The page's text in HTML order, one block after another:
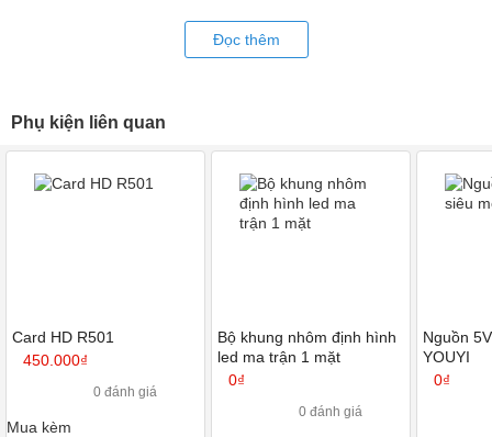
hoặc nạp chương trình chạy offline:
Lưu ý khi lắp đặt biển led ma trận
Cấp nguồn 5V đúng âm dương cho module led ma trận và
mạch điều khiển (đấu nối ngược sẽ gây hỏng thiết bị)
Các nguồn cấp điện riêng cho số lượng module cố định (tránh
Cắm cáp đúng theo chiều sơ đồ từ trái qua phải
Các vị trí đấu nối đảm bảo chắc chắn, đúng kỹ thuật để biển
hoạt động ổn định
Đọc thêm
Phụ kiện liên quan
Card HD R501
450.000₫
0 đánh giá
Mua kèm
Bộ khung nhôm định hình
led ma trận 1 mặt
0₫
0 đánh giá
Nguồn
YOUYI
0₫